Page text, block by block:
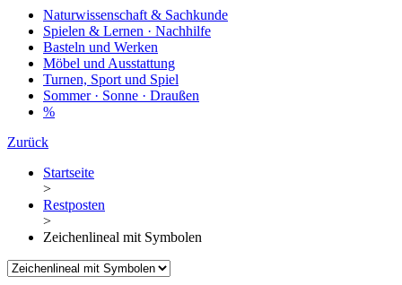
Naturwissenschaft & Sachkunde
Spielen & Lernen · Nachhilfe
Basteln und Werken
Möbel und Ausstattung
Turnen, Sport und Spiel
Sommer · Sonne · Draußen
%
Zurück
Startseite
>
Restposten
>
Zeichenlineal mit Symbolen